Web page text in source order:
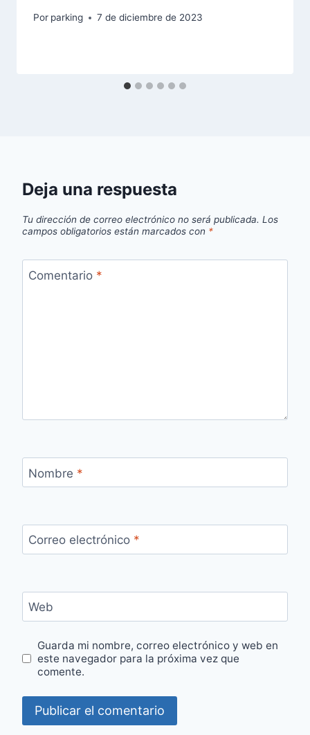
Por parking 7 de diciembre de 2023
Deja una respuesta
Tu dirección de correo electrónico no será publicada. Los
campos obligatorios están marcados con *
Comentario *
Nombre *
Correo electrónico *
Web
Guarda mi nombre, correo electrónico y web en
este navegador para la próxima vez que
comente.